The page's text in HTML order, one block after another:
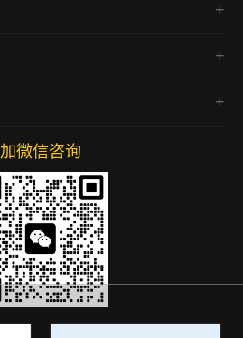
加微信咨询